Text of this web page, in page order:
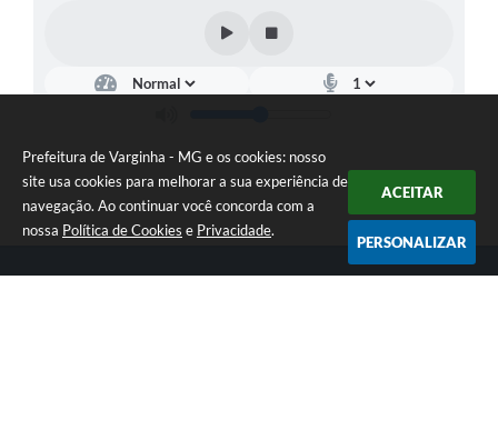
Prefeitura de Varginha - MG e os cookies: nosso
site usa cookies para melhorar a sua experiência de
navegação. Ao continuar você concorda com a
nossa Política de Cookies e Privacidade.
ACEITAR
PERSONALIZAR